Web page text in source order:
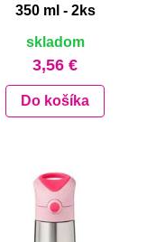
350 ml - 2ks
skladom
3,56 €
Do košíka